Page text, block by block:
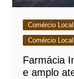
Comércio Local
Comércio
Farmácia
e amplo